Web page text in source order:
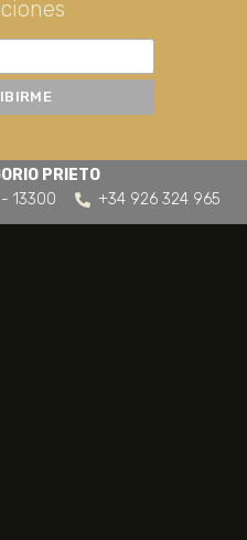
PRIETO
13300
+34 926 324 965